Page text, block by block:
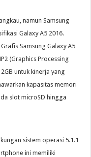
namun Samsung
Galaxy A5 2016.
Samsung Galaxy A5
(Graphics Processing
untuk kinerja yang
kapasitas memori
slot microSD hingga
sistem operasi 5.1.1
ini memiliki